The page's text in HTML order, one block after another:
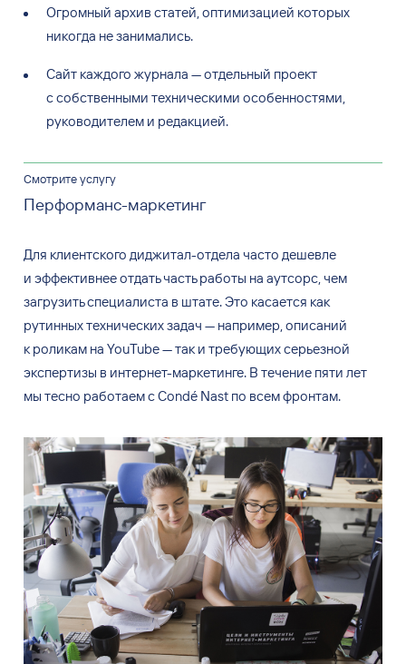
Огромный архив статей, оптимизацией которых
никогда не занимались.
Сайт каждого журнала — отдельный проект
с собственными техническими особенностями,
руководителем и редакцией.
Смотрите услугу
Перформанс-маркетинг
Для клиентского диджитал-отдела часто дешевле
и эффективнее отдать часть работы на аутсорс, чем
загрузить специалиста в штате. Это касается как
рутинных технических задач —например, описаний
к роликам на YouTube—так и требующих серьезной
экспертизы в интернет-маркетинге. В течение пяти лет
мы тесно работаем сCondéNast по всем фронтам.